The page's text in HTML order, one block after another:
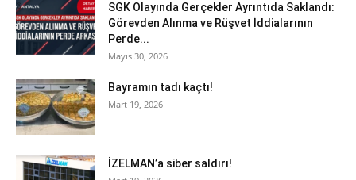
SGK Olayında Gerçekler Ayrıntıda Saklandı:
Görevden Alınma ve Rüşvet İddialarının
Perde...
Mayıs 30, 2026
Bayramın tadı kaçtı!
Mart 19, 2026
İZELMAN’a siber saldırı!